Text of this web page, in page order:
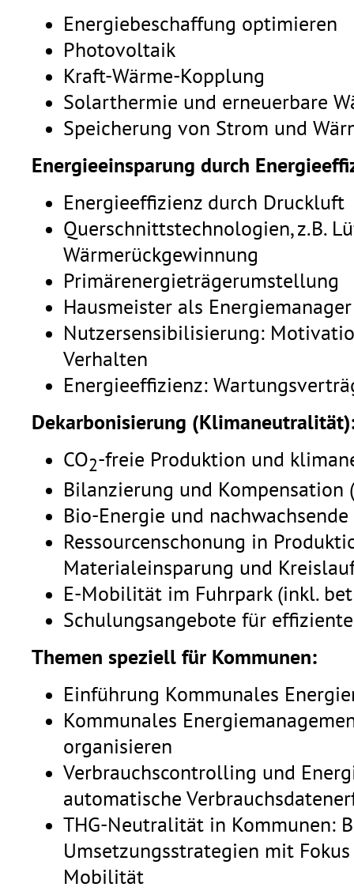
Energiebeschaffung optimieren
Photovoltaik
Kraft-Wärme-Kopplung
Solarthermie und erneuerbare
Speicherung von Strom und
Energieeinsparung durch
Energieeffizienz durch Druckluft
Querschnittstechnologien, z.B.
Wärmerückgewinnung
Primärenergieträgerumstellung
Hausmeister als Energiemanager
Nutzersensibilisierung:
Verhalten
Energieeffizienz:
Dekarbonisierung
CO2-freie Produktion und
Bilanzierung und Kompensation
Bio-Energie und
Ressourcenschonung in
Materialeinsparung und
E-Mobilität im Fuhrpark (inkl.
Schulungsangebote für
Themen speziell für Kommunen:
Einführung Kommunales
Kommunales
organisieren
Verbrauchscontrolling und
automatische
THG-Neutralität in Kommunen:
Umsetzungsstrategien mit
Mobilität